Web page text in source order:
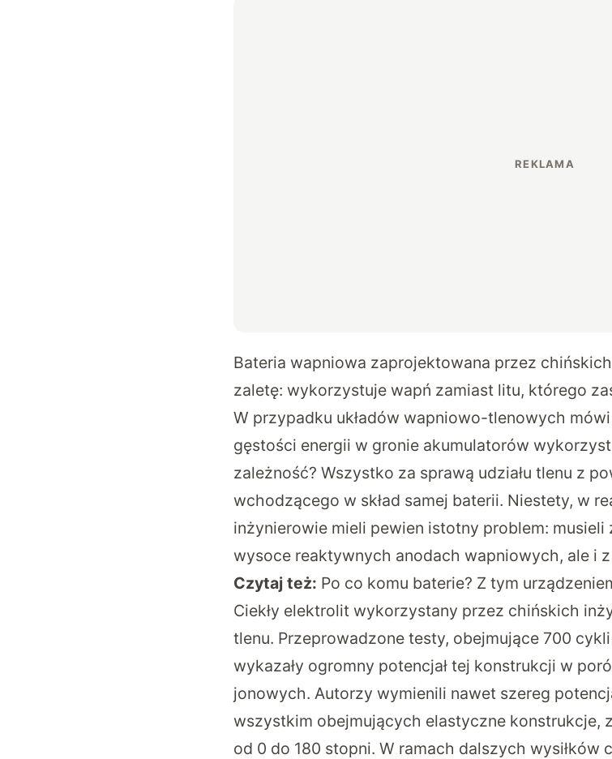
Bateria wapniowa zaprojektowana przez
zaletę: wykorzystuje wapń zamiast litu, którego
W przypadku układów wapniowo-tlenowych
gęstości energii w gronie akumulatorów
zależność? Wszystko za sprawą udziału tlenu z
wchodzącego w skład samej baterii. Niestety, w
inżynierowie mieli pewien istotny problem: musieli
wysoce reaktywnych anodach wapniowych, ale i z
Czytaj też: Po co komu baterie? Z tym
Ciekły elektrolit wykorzystany przez chińskich
tlenu. Przeprowadzone testy, obejmujące 700
wykazały ogromny potencjał tej konstrukcji w
jonowych. Autorzy wymienili nawet szereg
wszystkim obejmujących elastyczne konstrukcje,
od 0 do 180 stopni. W ramach dalszych wysiłków